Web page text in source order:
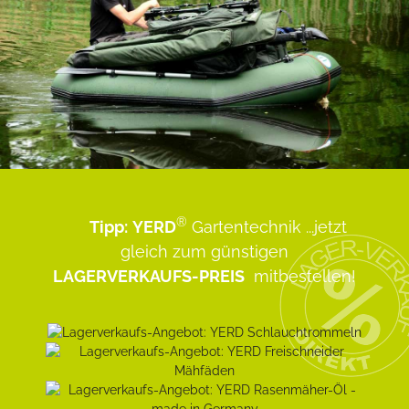
Tipp: YERD® Gartentechnik ...jetzt
gleich zum günstigen
LAGERVERKAUFS-PREIS mitbestellen!